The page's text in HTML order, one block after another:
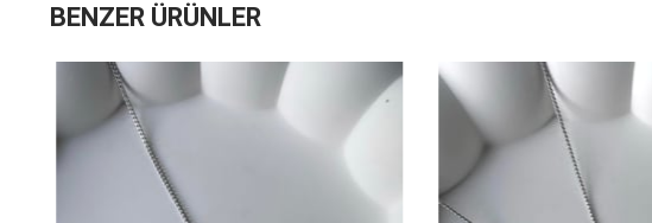
BENZER ÜRÜNLER